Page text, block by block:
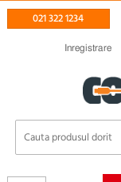
021 322 1234
Inregistrare